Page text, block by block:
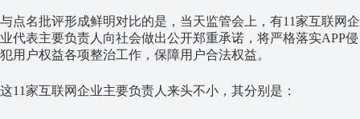
与点名批评形成鲜明对比的是，当天监管会上，有11家互联网企
业代表主要负责人向社会做出公开郑重承诺，将严格落实APP侵
犯用户权益各项整治工作，保障用户合法权益。
这11家互联网企业主要负责人来头不小，其分别是：